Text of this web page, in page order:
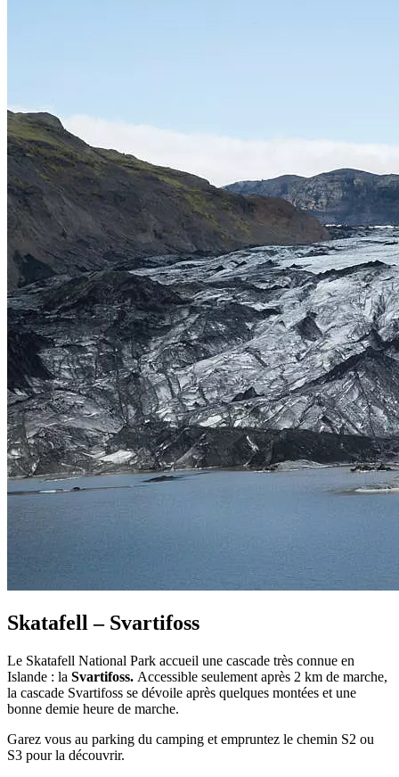
Skatafell – Svartifoss
Le Skatafell National Park accueil une cascade très connue en
Islande : la Svartifoss. Accessible seulement après 2 km de marche,
la cascade Svartifoss se dévoile après quelques montées et une
bonne demie heure de marche.
Garez vous au parking du camping et empruntez le chemin S2 ou
S3 pour la découvrir.